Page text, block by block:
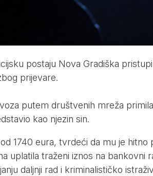
postaju Nova Gradiška
prijevare.
putem društvenih mreža
kao njezin sin.
1740 eura, tvrdeći da mu je
uplatila traženi iznos na bankovni
daljnji rad i kriminalističko